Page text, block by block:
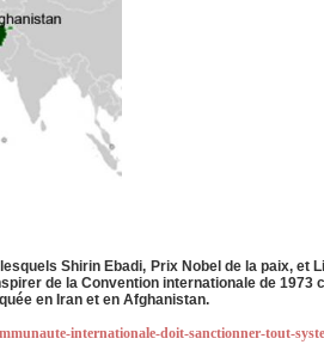
Shirin Ebadi, Prix Nobel de la paix, et
de la Convention internationale de
en Iran et en Afghanistan.
internationale-doit-sanctionner-tout-